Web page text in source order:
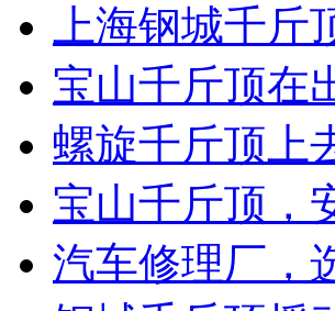
上海钢城千
宝山千斤顶在
螺旋千斤顶上
宝山千斤顶，
汽车修理厂，